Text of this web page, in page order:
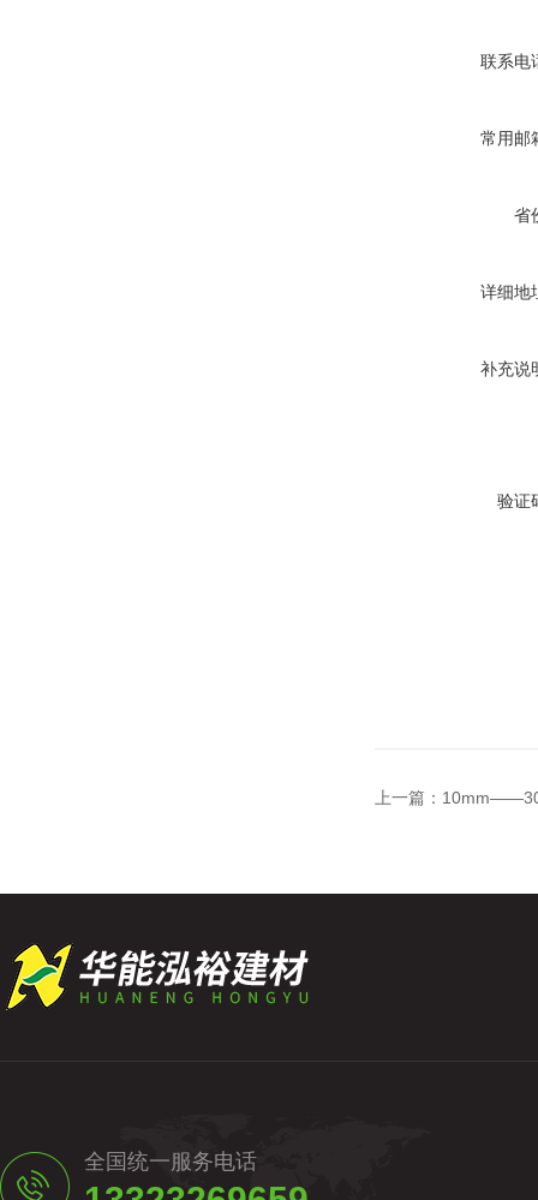
联系电
常用邮
省
详细地
补充说
验证
上一篇：
全国统一服务电话